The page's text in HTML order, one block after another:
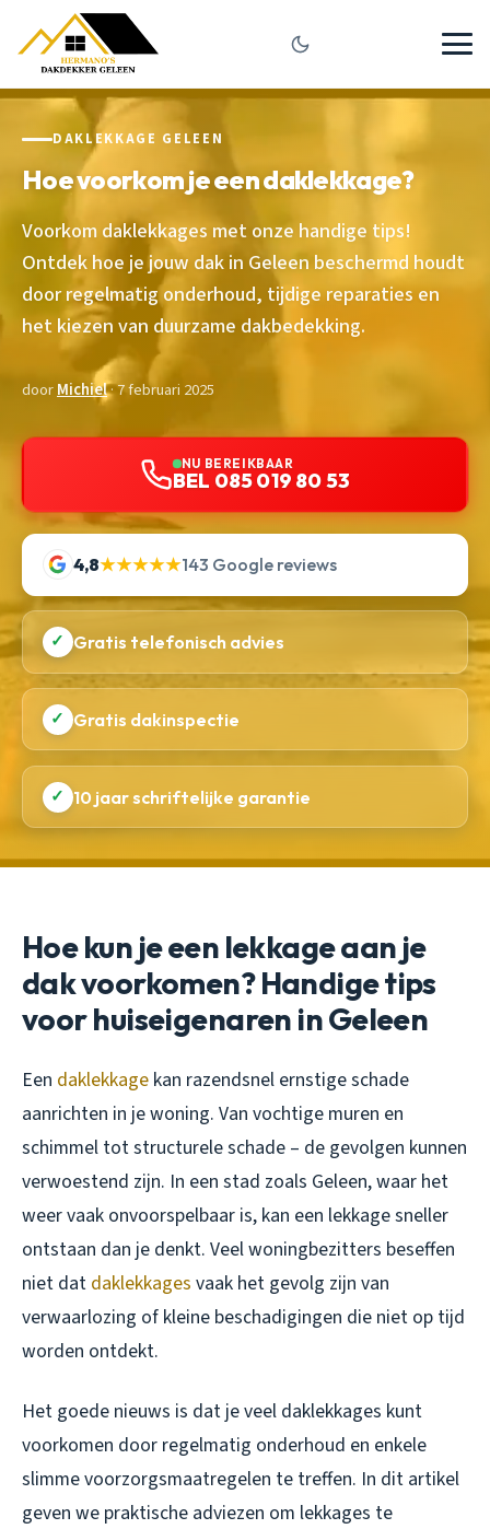
DAKLEKKAGE GELEEN
Hoe voorkom je een daklekkage?
Voorkom daklekkages met onze handige tips!
Ontdek hoe je jouw dak in Geleen beschermd houdt
door regelmatig onderhoud, tijdige reparaties en
het kiezen van duurzame dakbedekking.
doorMichiel· 7 februari 2025
NU BEREIKBAAR
BEL 085 019 80 53
4,8★★★★★143 Google reviews
✓ Gratis telefonisch advies
✓ Gratis dakinspectie
✓ 10 jaar schriftelijke garantie
Hoe kun je een lekkage aan je
dak voorkomen? Handige tips
voor huiseigenaren in Geleen
Een daklekkage kan razendsnel ernstige schade
aanrichten in je woning. Van vochtige muren en
schimmel tot structurele schade – de gevolgen kunnen
verwoestend zijn. In een stad zoals Geleen, waar het
weer vaak onvoorspelbaar is, kan een lekkage sneller
ontstaan dan je denkt. Veel woningbezitters beseffen
niet dat daklekkages vaak het gevolg zijn van
verwaarlozing of kleine beschadigingen die niet op tijd
worden ontdekt.
Het goede nieuws is dat je veel daklekkages kunt
voorkomen door regelmatig onderhoud en enkele
slimme voorzorgsmaatregelen te treffen. In dit artikel
geven we praktische adviezen om lekkages te